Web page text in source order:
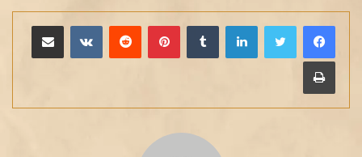
لينكدإن بينتيريست مشاركة عبر البريد
طباعة